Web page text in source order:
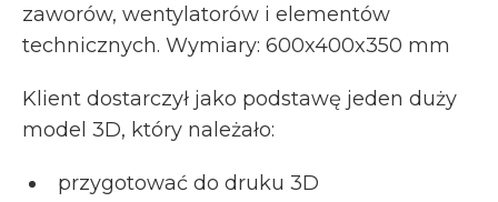
zaworów, wentylatorów i elementów
technicznych. Wymiary: 600x400x350 mm
Klient dostarczył jako podstawę jeden duży
model 3D, który należało:
przygotować do druku 3D